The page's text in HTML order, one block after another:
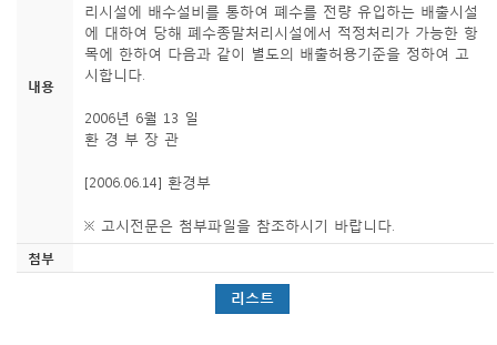
내용
리시설에 배수설비를 통하여 폐수를 전량 유입하는 배출시설
에 대하여 당해 폐수종말처리시설에서 적정처리가 가능한 항
목에 한하여 다음과 같이 별도의 배출허용기준을 정하여 고
시합니다.
2006년 6월 13 일
환 경 부 장 관
[2006.06.14] 환경부
※ 고시전문은 첨부파일을 참조하시기 바랍니다.
첨부
리스트